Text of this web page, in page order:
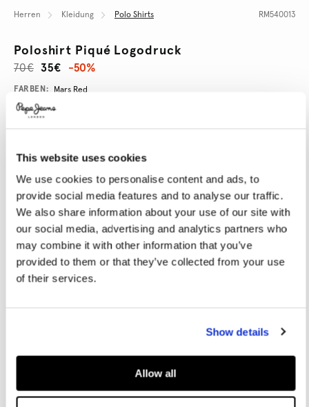
This website uses cookies
We use cookies to personalise content and ads, to
provide social media features and to analyse our traffic.
We also share information about your use of our site with
our social media, advertising and analytics partners who
may combine it with other information that you’ve
provided to them or that they’ve collected from your use
of their services.
Show details
Allow all
Herren Kleidung Polo Shirts RM540013
Poloshirt Piqué Logodruck
35€
70€ -50%
Promotions
Variations
FARBEN: Mars Red
GRÖßE AUSWÄHLEN:
XS S M L XL
Model trägt: M Größe des Models: 1.82 m
Größentabelle
im Store